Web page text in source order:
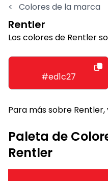
< Colores de la marca
Rentler
Los colores de Rentler
#ed1c27
Para más sobre Rentler,
Paleta de
Rentler